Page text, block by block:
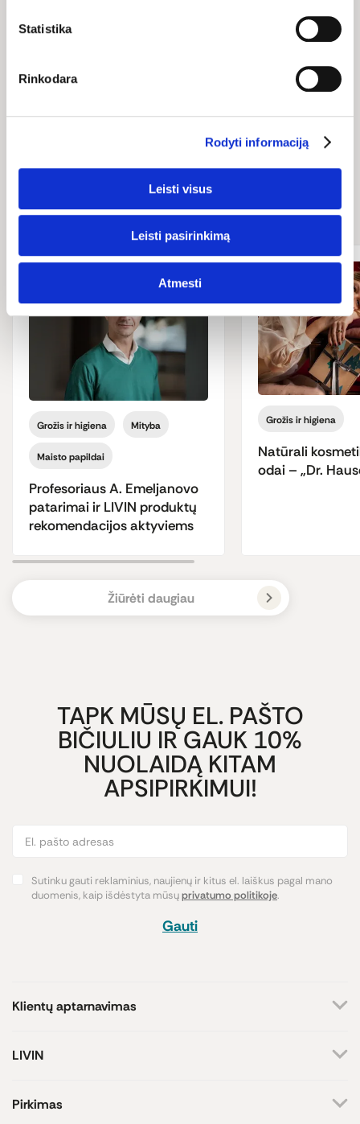
Statistika
Rinkodara
Rodyti informaciją
Leisti visus
Leisti pasirinkimą
Atmesti
Naujienos ir
straipsniai
Grožis ir higiena Mityba
Maisto papildai
Profesoriaus A. Emeljanovo
patarimai ir LIVIN produktų
rekomendacijos aktyviems
Grožis ir higiena
Natūrali
odai – „Dr.
Žiūrėti daugiau
TAPK MŪSŲ EL. PAŠTO
BIČIULIU IR GAUK 10%
NUOLAIDĄ KITAM
APSIPIRKIMUI!
Sutinku gauti reklaminius, naujienų ir kitus el. laiškus pagal mano
duomenis, kaip išdėstyta mūsųprivatumo politikoje.
Gauti
Klientų aptarnavimas
Atsakome darbo dienomis
LIVIN
Kontaktai
Pirkimas